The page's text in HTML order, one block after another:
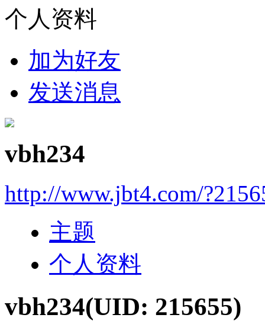
个人资料
加为好友
发送消息
vbh234
http://www.jbt4.com/
主题
个人资料
vbh234(UID: 215655)